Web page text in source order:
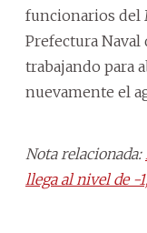
funcionarios del
Prefectura Naval
trabajando para
nuevamente el
Nota relacionada:
llega al nivel de -